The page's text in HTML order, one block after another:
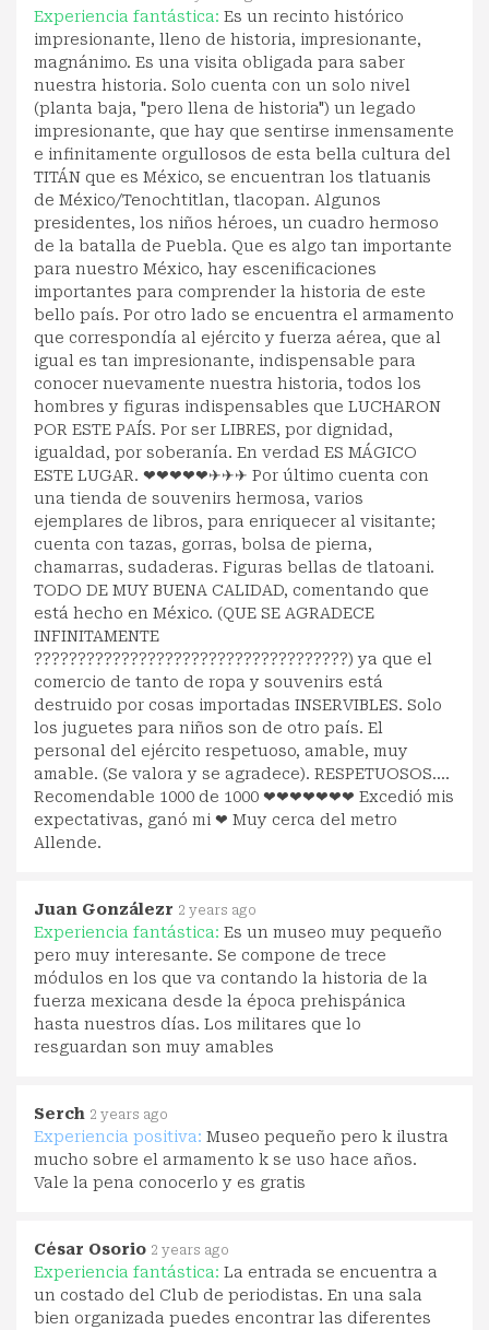
Experiencia fantástica: Es un recinto histórico
impresionante, lleno de historia, impresionante,
magnánimo. Es una visita obligada para saber
nuestra historia. Solo cuenta con un solo nivel
(planta baja, "pero llena de historia") un legado
impresionante, que hay que sentirse inmensamente
e infinitamente orgullosos de esta bella cultura del
TITÁN que es México, se encuentran los tlatuanis
de México/Tenochtitlan, tlacopan. Algunos
presidentes, los niños héroes, un cuadro hermoso
de la batalla de Puebla. Que es algo tan importante
para nuestro México, hay escenificaciones
importantes para comprender la historia de este
bello país. Por otro lado se encuentra el armamento
que correspondía al ejército y fuerza aérea, que al
igual es tan impresionante, indispensable para
conocer nuevamente nuestra historia, todos los
hombres y figuras indispensables que LUCHARON
POR ESTE PAÍS. Por ser LIBRES, por dignidad,
igualdad, por soberanía. En verdad ES MÁGICO
ESTE LUGAR. ❤❤❤❤❤✈✈✈ Por último cuenta con
una tienda de souvenirs hermosa, varios
ejemplares de libros, para enriquecer al visitante;
cuenta con tazas, gorras, bolsa de pierna,
chamarras, sudaderas. Figuras bellas de tlatoani.
TODO DE MUY BUENA CALIDAD, comentando que
está hecho en México. (QUE SE AGRADECE
INFINITAMENTE
????????????????????????????????????) ya que el
comercio de tanto de ropa y souvenirs está
destruido por cosas importadas INSERVIBLES. Solo
los juguetes para niños son de otro país. El
personal del ejército respetuoso, amable, muy
amable. (Se valora y se agradece). RESPETUOSOS....
Recomendable 1000 de 1000 ❤❤❤❤❤❤❤ Excedió mis
expectativas, ganó mi ❤ Muy cerca del metro
Allende.
Juan Gonzálezr 2 years ago
Experiencia fantástica: Es un museo muy pequeño
pero muy interesante. Se compone de trece
módulos en los que va contando la historia de la
fuerza mexicana desde la época prehispánica
hasta nuestros días. Los militares que lo
resguardan son muy amables
Serch 2 years ago
Experiencia positiva: Museo pequeño pero k ilustra
mucho sobre el armamento k se uso hace años.
Vale la pena conocerlo y es gratis
César Osorio 2 years ago
Experiencia fantástica: La entrada se encuentra a
un costado del Club de periodistas. En una sala
bien organizada puedes encontrar las diferentes